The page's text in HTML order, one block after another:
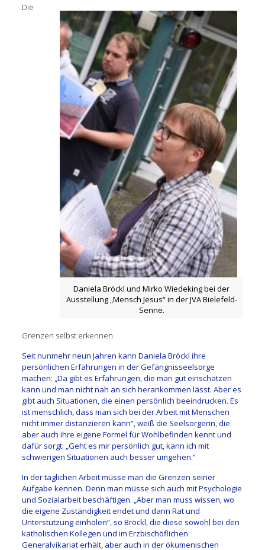
Daniela Bröckl und Mirko Wiedeking bei der
Ausstellung „Mensch Jesus“ in der JVA Bielefeld-
Senne.
Die
Grenzen selbst erkennen
Seit nunmehr neun Jahren kann Daniela Bröckl ihre
persönlichen Erfahrungen in der Gefängnisseelsorge
machen: „Da gibt es Erfahrungen, die man gut einschätzen
kann und man nicht nah an sich herankommen lässt. Aber es
gibt auch Situationen, die einen persönlich beeindrucken. Es
ist menschlich, dass man sich bei der Arbeit mit Menschen
nicht immer distanzieren kann“, weiß die Seelsorgerin, die
aber auch ihre eigene Formel für Wohlbefinden kennt und
dafür sorgt: „Geht es mir persönlich gut, kann ich mit
schwierigen Situationen auch besser umgehen.“
In der täglichen Arbeit müsse man die Grenzen seiner
Aufgabe kennen. Denn man müsse sich auch mit Psychologie
und Sozialarbeit beschäftigen. „Aber man muss wissen, wo
die eigene Zuständigkeit endet und dann Rat und
Unterstützung einholen“, so Bröckl, die diese sowohl bei den
katholischen Kollegen und im Erzbischöflichen
Generalvikariat erhält, aber auch in der ökumenischen